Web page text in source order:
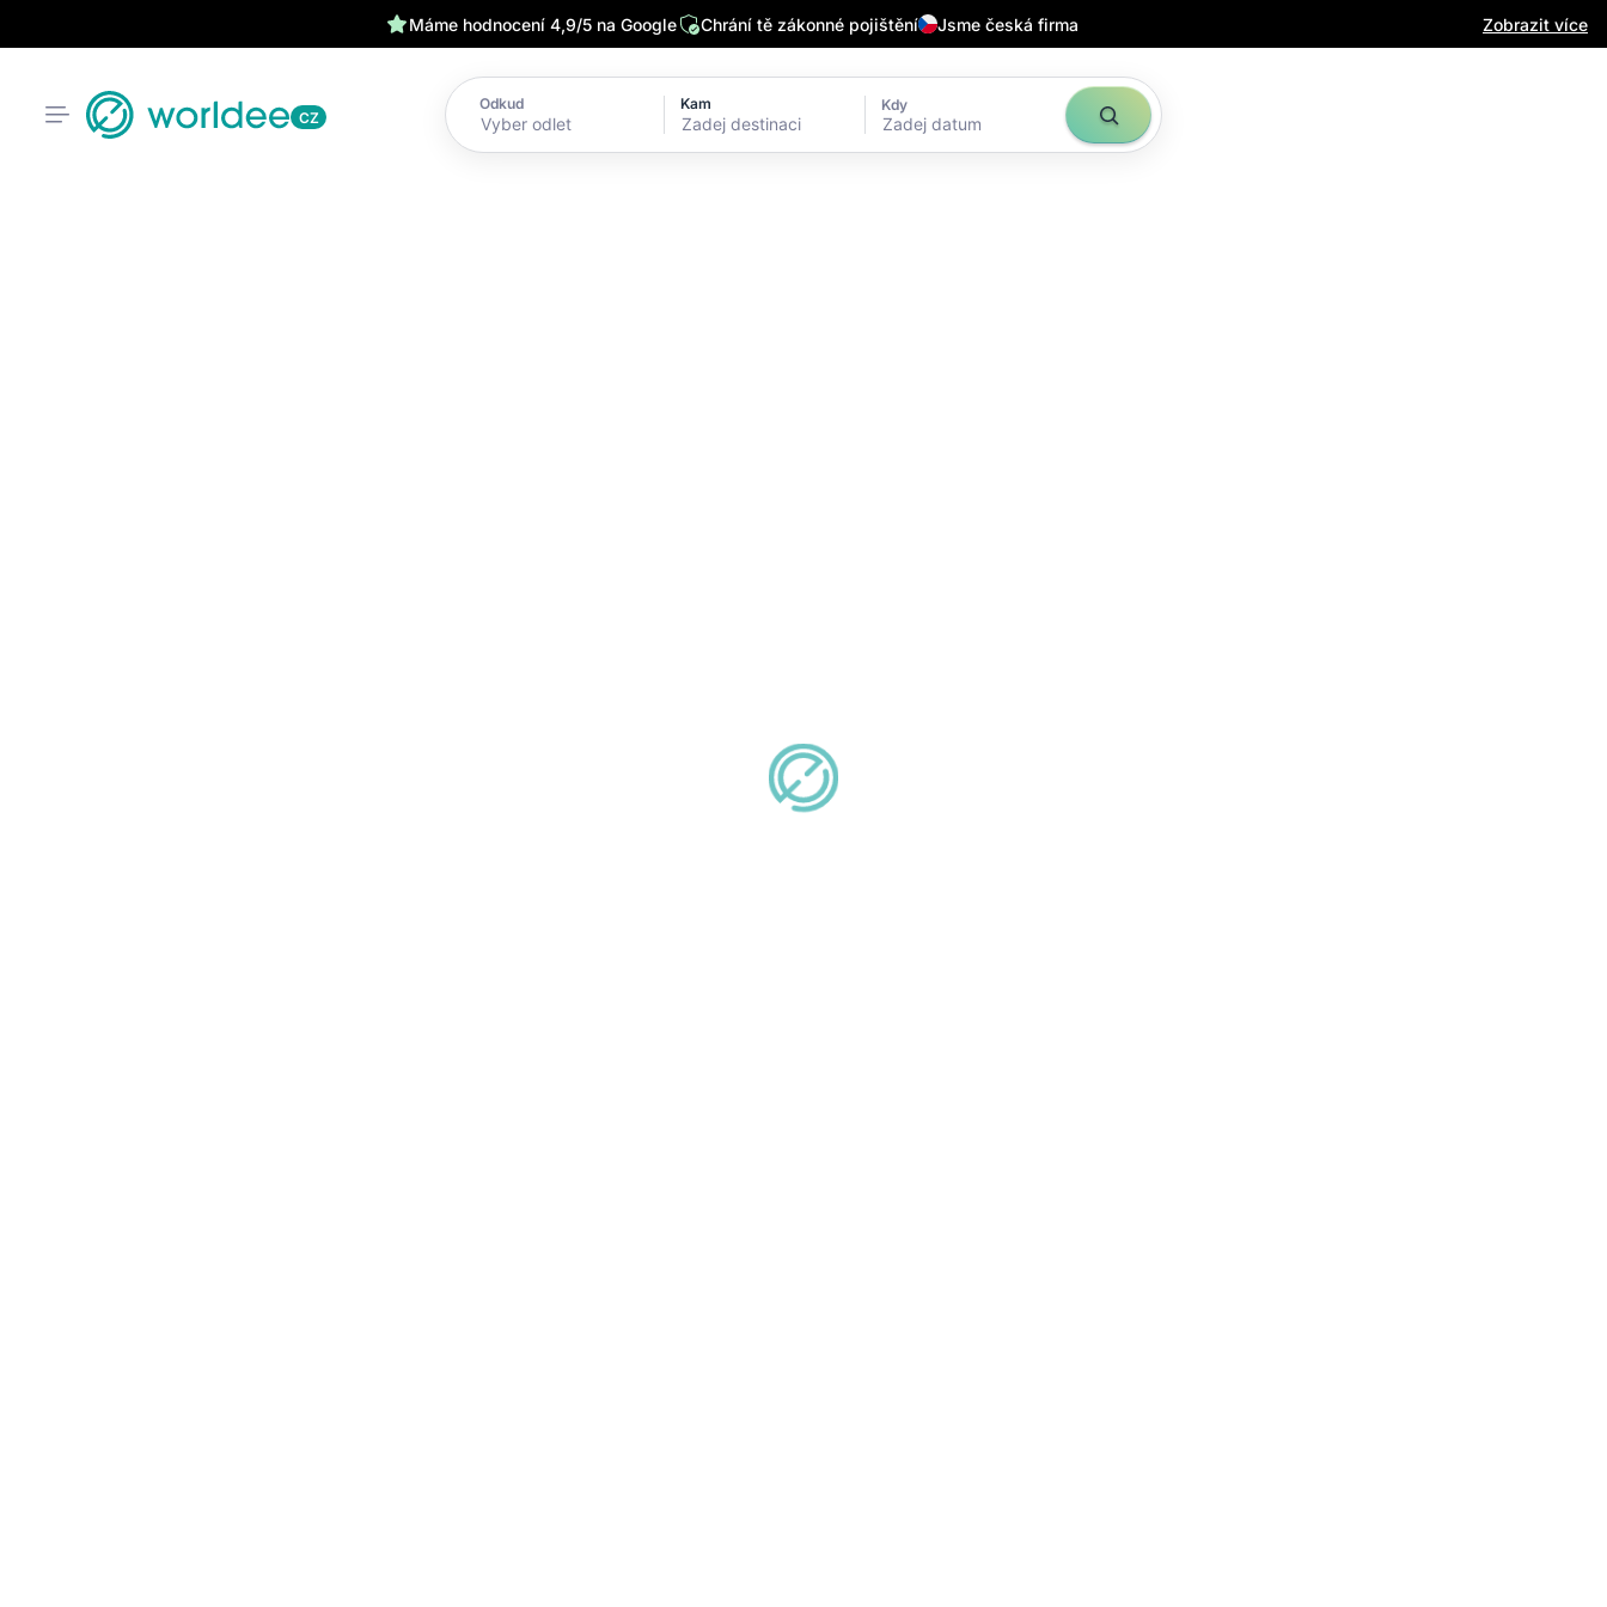
Máme hodnocení 4,9/5 na Google Chrání tě zákonné pojištění Jsme česká firma Zobrazit více
CZ
Odkud Kam Kdy
Zadej datum